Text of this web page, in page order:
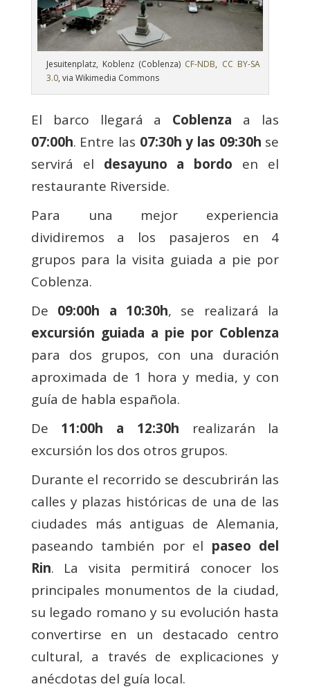
Jesuitenplatz, Koblenz (Coblenza) CF-NDB, CC BY-SA
3.0, via Wikimedia Commons
El barco llegará a Coblenza a las
07:00h. Entre las 07:30h y las 09:30h se
servirá el desayuno a bordo en el
restaurante Riverside.
Para una mejor experiencia
dividiremos a los pasajeros en 4
grupos para la visita guiada a pie por
Coblenza.
De 09:00h a 10:30h, se realizará la
excursión guiada a pie por Coblenza
para dos grupos, con una duración
aproximada de 1 hora y media, y con
guía de habla española.
De 11:00h a 12:30h realizarán la
excursión los dos otros grupos.
Durante el recorrido se descubrirán las
calles y plazas históricas de una de las
ciudades más antiguas de Alemania,
paseando también por el paseo del
Rin. La visita permitirá conocer los
principales monumentos de la ciudad,
su legado romano y su evolución hasta
convertirse en un destacado centro
cultural, a través de explicaciones y
anécdotas del guía local.